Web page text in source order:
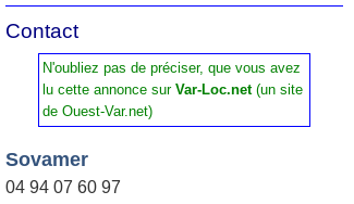
Contact
N'oubliez pas de préciser, que vous avez
lu cette annonce sur Var-Loc.net(un site
de Ouest-Var.net)
Sovamer
04 94 07 60 97